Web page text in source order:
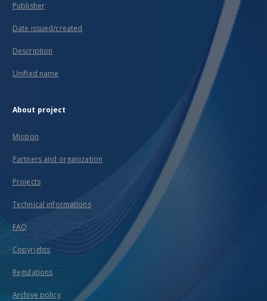
Publisher
Date issued/created
Description
Unified name
About project
Mission
Partners and organization
Projects
Technical informations
FAQ
Copyrights
Regulations
Archive policy